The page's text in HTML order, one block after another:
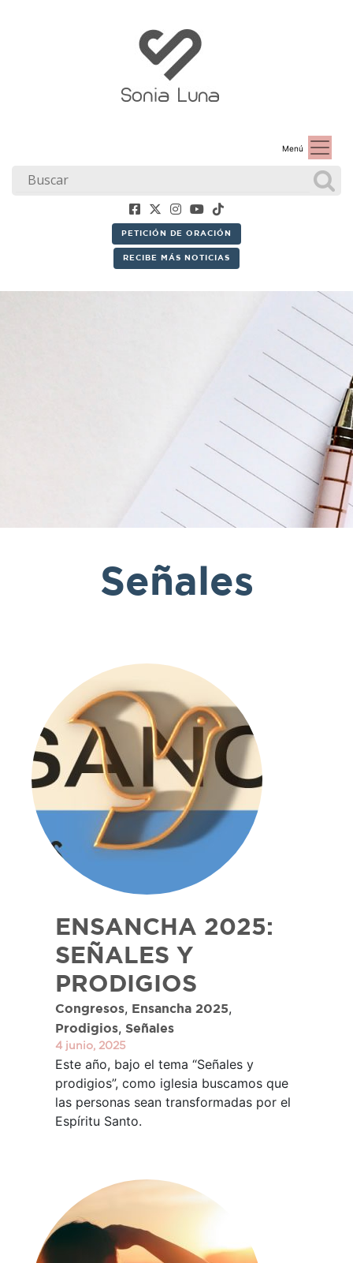
Menú
PETICIÓN DE ORACIÓN
RECIBE MÁS NOTICIAS
Señales
ENSANCHA 2025:
SEÑALES Y
PRODIGIOS
Congresos, Ensancha 2025,
Prodigios, Señales
4 junio, 2025
Este año, bajo el tema “Señales y
prodigios”, como iglesia buscamos que
las personas sean transformadas por el
Espíritu Santo.